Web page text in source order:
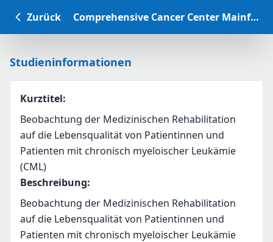
Zurück Comprehensive Cancer Center Mainfranken Studiendatenbank
Studieninformationen
Kurztitel:
Beobachtung der Medizinischen Rehabilitation
auf die Lebensqualität von Patientinnen und
Patienten mit chronisch myeloischer Leukämie
(CML)
Beschreibung:
Beobachtung der Medizinischen Rehabilitation
auf die Lebensqualität von Patientinnen und
Patienten mit chronisch myeloischer Leukämie